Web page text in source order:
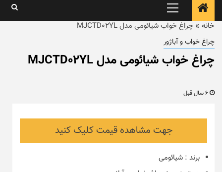
منوی
اصلی
خانه » چراغ خواب شیائومی مدل MJCTD02YL
چراغ خواب و آباژور
چراغ خواب شیائومی مدل MJCTD02YL
جهت مشاهده قیمت کلیک کنید
برند : شیائومی